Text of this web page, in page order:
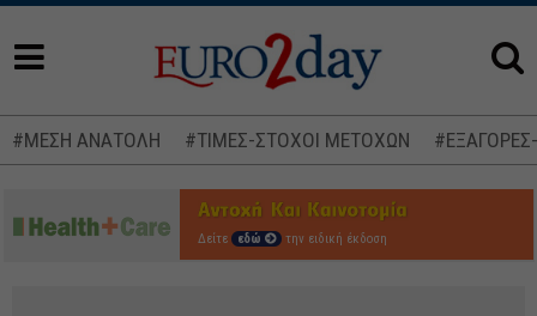
#ΜΕΣΗ ΑΝΑΤΟΛΗ #ΤΙΜΕΣ-ΣΤΟΧΟΙ ΜΕΤΟΧΩΝ
Δείτε εδώ την ειδική έκδοση